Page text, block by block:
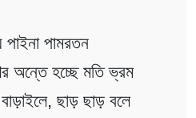
পাইনা পামরতন
অন্তে হচ্ছে মতি ভ্রম
ছাড় ছাড় বলে